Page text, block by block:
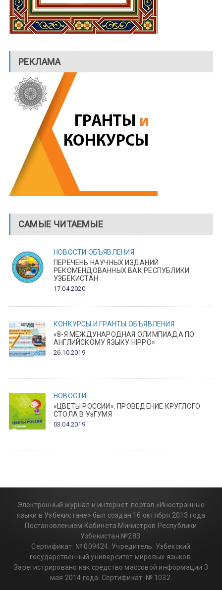
РЕКЛАМА
САМЫЕ ЧИТАЕМЫЕ
НОВОСТИ ОБЪЯВЛЕНИЯ
ПЕРЕЧЕНЬ НАУЧНЫХ ИЗДАНИЙ
РЕКОМЕНДОВАННЫХ ВАК РЕСПУБЛИКИ
УЗБЕКИСТАН
17.04.2020
КОНКУРСЫ И ГРАНТЫ ОБЪЯВЛЕНИЯ
«8-Я МЕЖДУНАРОДНАЯ ОЛИМПИАДА ПО
АНГЛИЙСКОМУ ЯЗЫКУ HIPPO»
26.10.2019
НОВОСТИ
«ЦВЕТЫ РОССИИ»: ПРОВЕДЕНИЕ КРУГЛОГО
СТОЛА В УзГУМЯ
03.04.2019
Электронный журнал и интернет-портал «Иностранные
языки в Узбекистане» был создан 16 октября 2013 года
Постановлением Кабинета Министров Республики
Узбекистан №283.
Сертификат: № 009424. Учредитель: Узбекский
государственный университет мировых языков.
Зарегистрировано как средство массовой информации 3
мая 2014 года. Сертификат: № 1032.